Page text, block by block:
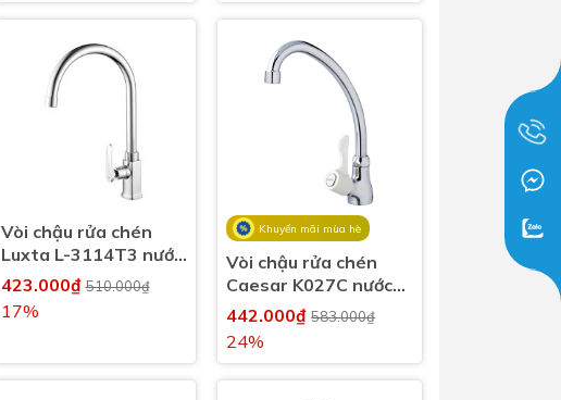
Vòi chậu rửa chén
Luxta L-3114T3 nước
lạnh
423.000₫510.000₫
17%
Khuyến mãi mùa hè
Vòi chậu rửa chén
Caesar K027C nước
lạnh
442.000₫583.000₫
24%